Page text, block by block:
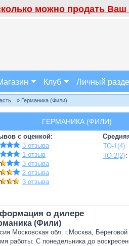
можно продать Ваш
Клуб Личный
» Германика (Фили)
ГЕРМАНИКА (ФИЛИ)
с оценкой:
3 отзыва
1 отзыв
3 отзыва
2 отзыва
3 отзыва
ТО-1(4):
ТО-2(2):
о дилере
(Фили)
Московская обл. г.Москва,
работы: С понедельника до